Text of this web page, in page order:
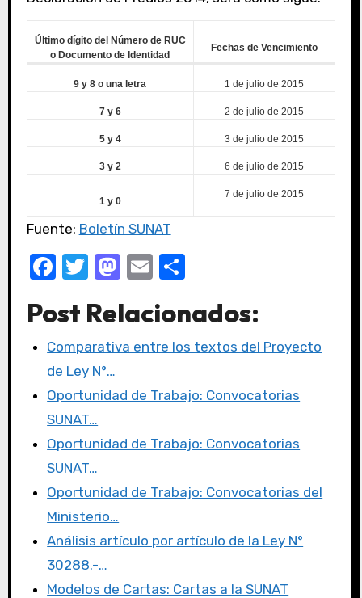
Último dígito del Número de RUC
o Documento de Identidad
Fechas de Vencimiento
9 y 8 o una letra 1 de julio de 2015
7 y 6 2 de julio de 2015
5 y 4 3 de julio de 2015
3 y 2 6 de julio de 2015
1 y 0
7 de julio de 2015
Fuente: Boletín SUNAT
F
c
e
b
o
o
k
T
it
te
r
M
st
o
o
E
ail
C
m
p
tir
Post Relacionados:
Comparativa entre los textos del Proyecto
de Ley N°…
Oportunidad de Trabajo: Convocatorias
SUNAT…
Oportunidad de Trabajo: Convocatorias
SUNAT…
Oportunidad de Trabajo: Convocatorias del
Ministerio…
Análisis artículo por artículo de la Ley N°
30288.-…
Modelos de Cartas: Cartas a la SUNAT